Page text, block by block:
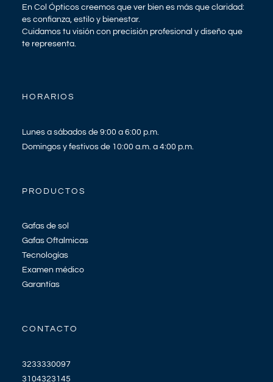
En Col Ópticos creemos que ver bien es más que claridad:
es confianza, estilo y bienestar.
Cuidamos tu visión con precisión profesional y diseño que
te representa.
HORARIOS
Lunes a sábados de 9:00 a 6:00 p.m.
Domingos y festivos de 10:00 a.m. a 4:00 p.m.
PRODUCTOS
Gafas de sol
Gafas Oftalmicas
Tecnologías
Examen médico
Garantías
CONTACTO
3233330097
3104323145